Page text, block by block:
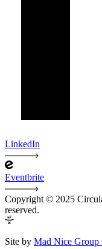
LinkedIn
Eventbrite
Copyright © 2025
reserved.
Site by Mad Nice Group